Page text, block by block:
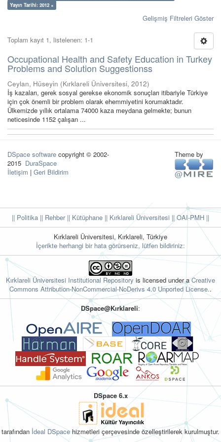
Yayın Tarihi: 2012 ×
Gelişmiş Filtreleri Göster
Toplam kayıt 1, listelenen: 1-1
Occupational Health and Safety Education in Turkey
Problems and Solution Suggestionss
Ceylan, Hüseyin (Kırklareli Üniversitesi, 2012)
İş kazaları, gerek sosyal gerekse ekonomik sonuçları itibariyle Türkiye
için çok önemli bir problem olarak ehemmiyetini korumaktadır.
Ülkemizde yıllık ortalama 74000 kaza meydana gelmekte; bunun
neticesinde 1152 çalışan ...
DSpace software copyright © 2002-
2015 DuraSpace
İletişim | Geri Bildirim
Theme by
|| Politika || Rehber|| Kütüphane || Kırklareli Üniversitesi ||OAI-PMH ||
Kırklareli Üniversitesi, Kırklareli, Türkiye
İçerikte herhangi bir hata görürseniz, lütfen bildiriniz:
Kırklareli Üniversitesi Institutional Repository is licensed under aCreative
Commons Attribution-NonCommercial-NoDerivs 4.0 Unported License..
DSpace@Kırklareli:
DSpace 6.x
tarafından İdeal DSpacehizmetleri çerçevesinde özelleştirilerek kurulmuştur.